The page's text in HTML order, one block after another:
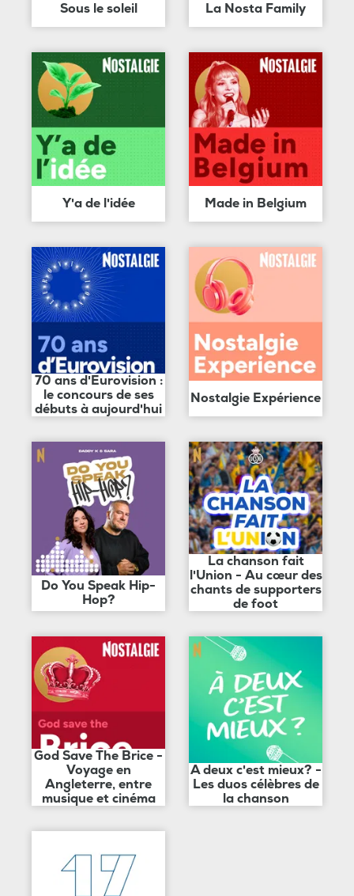
Sous le soleil La Nosta Family
Y'a de l'idée Made in Belgium
70 ans d'Eurovision :
le concours de ses
débuts à aujourd'hui
Nostalgie Expérience
Do You Speak Hip-
Hop?
La chanson fait
l'Union - Au cœur des
chants de supporters
de foot
God Save The Brice -
Voyage en
Angleterre, entre
musique et cinéma
A deux c'est mieux? -
Les duos célèbres de
la chanson